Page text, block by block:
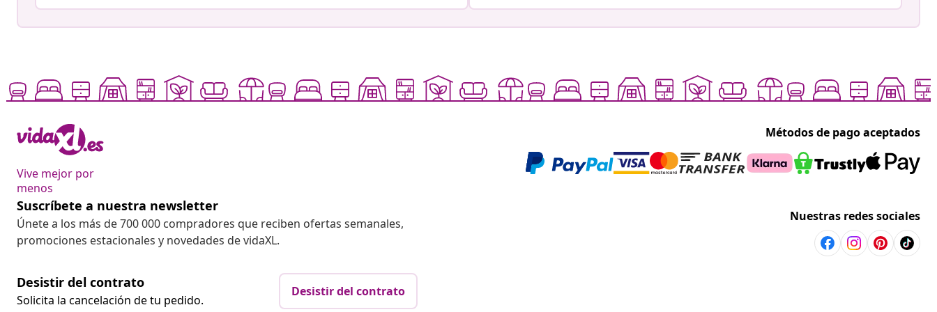
Vive mejor por
menos
Métodos de pago aceptados
Suscríbete a nuestra newsletter
Únete a los más de 700 000 compradores que reciben ofertas semanales,
promociones estacionales y novedades de vidaXL.
Nuestras redes sociales
Desistir del contrato
Solicita la cancelación de tu pedido.
Desistir del contrato